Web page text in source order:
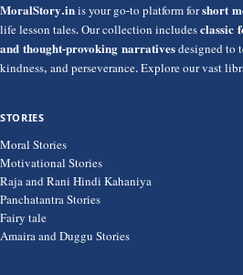
MoralStory.inis your go-to platform forshort
life lesson tales. Our collection includesclassic
and thought-provoking narrativesdesigned to
kindness, and perseverance. Explore our vast
STORIES
Moral Stories
Motivational Stories
Raja and Rani Hindi Kahaniya
Panchatantra Stories
Fairy tale
Amaira and Duggu Stories